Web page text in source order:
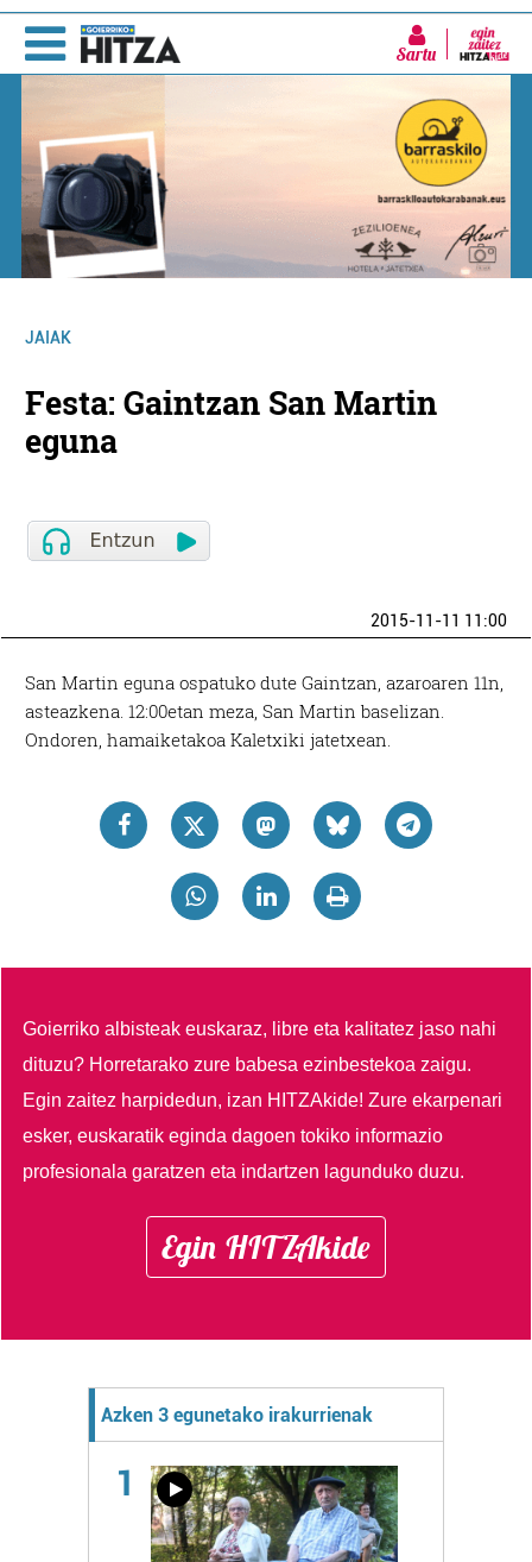
Sartu
JAIAK
Festa: Gaintzan San Martin
eguna
2015-11-11 11:00
San Martin eguna ospatuko dute Gaintzan, azaroaren 11n,
asteazkena. 12:00etan meza, San Martin baselizan.
Ondoren, hamaiketakoa Kaletxiki jatetxean.
Goierriko albisteak euskaraz, libre eta kalitatez jaso nahi
dituzu? Horretarako zure babesa ezinbestekoa zaigu.
Egin zaitez harpidedun, izan HITZAkide!Zure ekarpenari
esker, euskaratik eginda dagoen tokiko informazio
profesionala garatzen eta indartzen lagunduko duzu.
Egin HITZAkide
Azken 3 egunetako irakurrienak
1